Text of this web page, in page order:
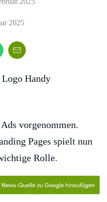
2025
vorgenommen.
Pages spielt nun
Rolle.